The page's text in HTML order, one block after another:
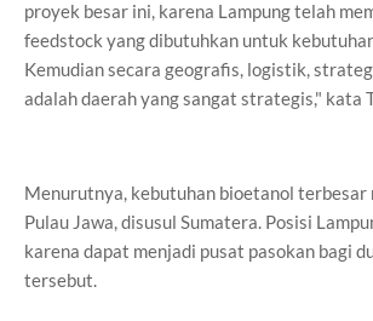
proyek besar ini, karena Lampung telah
feedstock yang dibutuhkan untuk
Kemudian secara geografis, logistik,
adalah daerah yang sangat strategis," kata
Menurutnya, kebutuhan bioetanol terbesar
Pulau Jawa, disusul Sumatera. Posisi
karena dapat menjadi pusat pasokan bagi
tersebut.